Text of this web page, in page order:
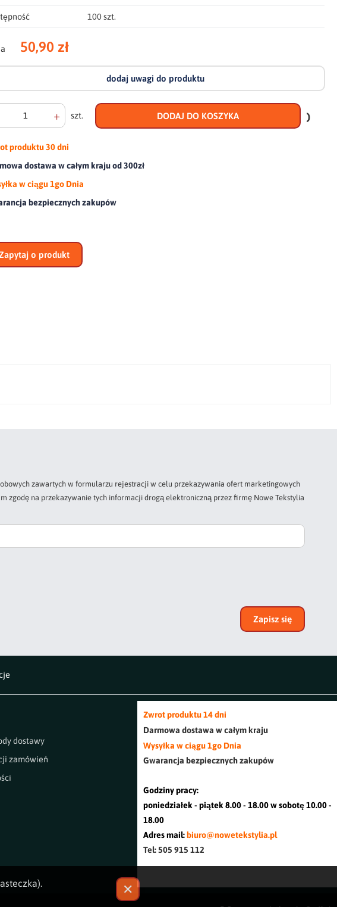
100 szt.
50,90 zł
dodaj uwagi do produktu
+ szt. DODAJ DO KOSZYKA
dodaj
do
produktu30 dni
dostawa w całym kraju od 300zł
w ciągu 1go Dnia
bezpiecznych zakupów
o produkt
zawartych w formularzu rejestracji w celu przekazywania ofert marketingowych
zgodę na przekazywanie tych informacji drogą elektroniczną przez firmę Nowe Tekstylia
Zapisz się
dostawy
zamówień
Zwrot produktu 14 dni
Darmowa dostawa w całym kraju
Wysyłka w ciągu 1go Dnia
Gwarancja bezpiecznych zakupów
Godziny pracy:
poniedziałek - piątek 8.00 - 18.00 w sobotę 10.00 -
18.00
Adres mail: biuro@nowetekstylia.pl
Tel: 505 915 112
✕